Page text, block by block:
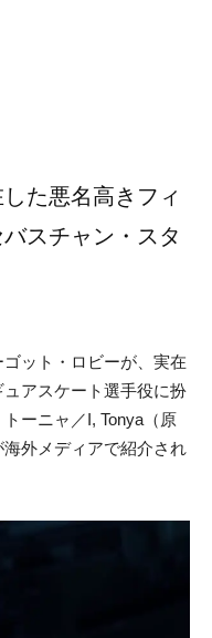
た悪名高きフィ
スチャン・スタ
ゴット・ロビーが、実在
アスケート選手役に扮
ーニャ／I, Tonya（原
外メディアで紹介され